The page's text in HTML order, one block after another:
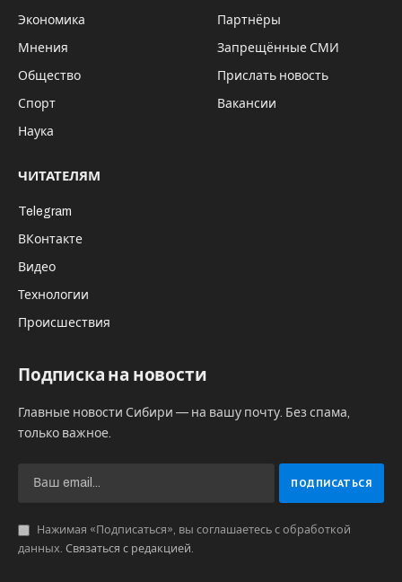
Новосибирск подарить по-настоящему
праздник для всех горожан!
Свободный вход на свежем воздухе
(Бугринская роща);
8 марта, 13:00–14:30.
весны» (Березовая роща, малая площадь);
8 марта, 13:00.
весны, цветов и любви» (Сосновый бор);
8 марта, 13:00.
любовь, весна!» (парк им. С.М. Кирова);
8 марта, 13:00–15:00. Концертно-
развлекательная программа «Для женщин
Праздничная программа
«Весны очарование!» (Заельцовский парк).